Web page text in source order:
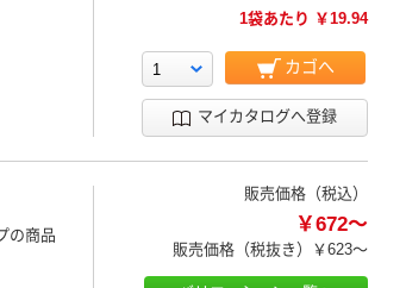
1袋あたり ￥19.94
カゴへ
マイカタログへ登録
の商品
販売価格（税込）
￥672～
販売価格（税抜き） ￥623～